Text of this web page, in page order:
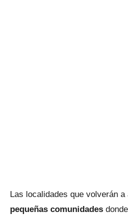
Las localidades que volverán
pequeñas comunidades